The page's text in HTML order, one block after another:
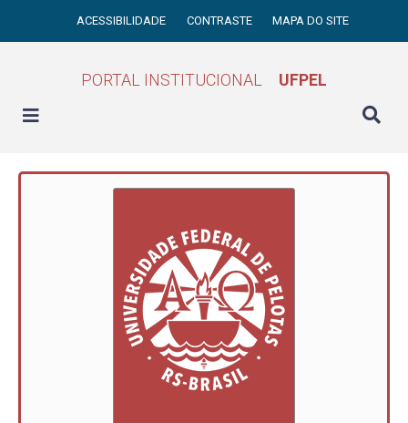
ACESSIBILIDADE CONTRASTE MAPA DO SITE
PORTAL INSTITUCIONAL UFPEL